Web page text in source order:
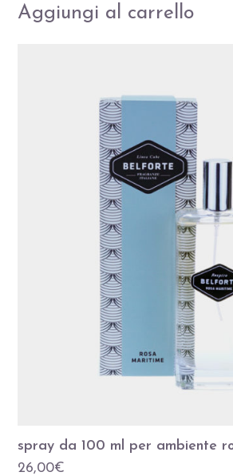
Aggiungi al carrello
spray da 100 ml per ambiente
26,00€